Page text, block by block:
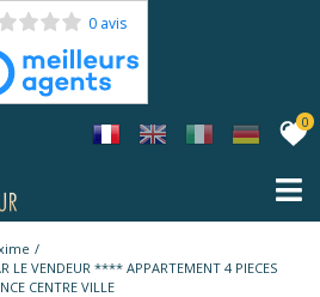
0 avis
0
LE VENDEUR **** APPARTEMENT 4 PIECES
CENTRE VILLE